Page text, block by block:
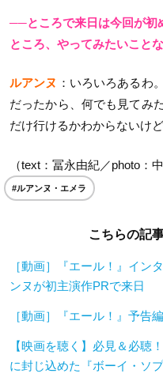
──ところで来日は今回が初
ところ、やってみたいこと
ルアンヌ ：いろいろあるわ
だったから、何でも見て
だけ行けるかわからないけど
（text：冨永由紀／photo：
#ルアンヌ・エメラ
こちらの記
［動画］『エール！』イン
ンヌが初主演作PRで来日
［動画］『エール！』予告編
【映画を聴く】必見＆必聴
に封じ込めた『ボーイ・ソ